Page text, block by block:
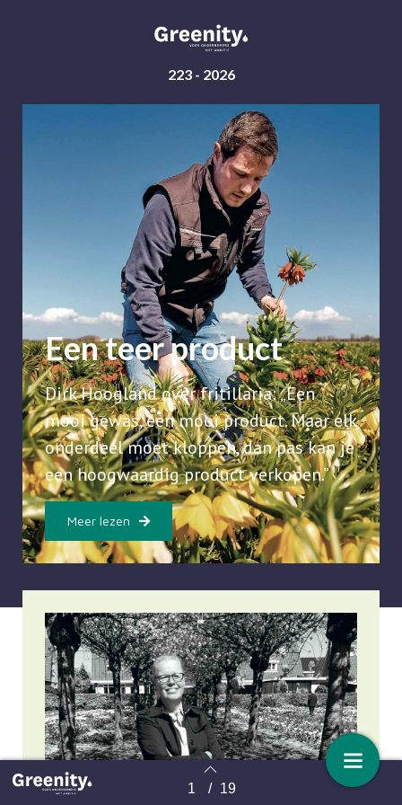
Terug naar overzicht 1 / 19
223 - 2026
Een teer product
Dirk Hoogland over fritillaria: „Een
mooi gewas, een mooi product. Maar elk
onderdeel moet kloppen, dan pas kan je
een hoogwaardig product verkopen.”
Meer lezen